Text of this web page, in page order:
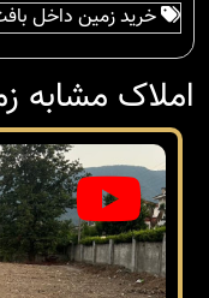
خرید زمین داخل
املاک مشابه